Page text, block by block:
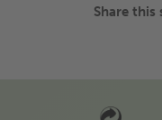
Share this